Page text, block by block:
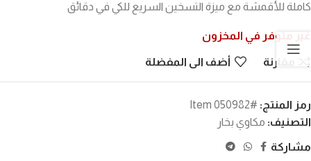
كاملة للأقمشة مع ميزة التسخين السريع للكي في دقائق
غير متوفر في المخزون
مقارنة أضف الى المفضلة
رمز المنتج: #Item 050982
التصنيف: مكاوي بخار
مشاركة